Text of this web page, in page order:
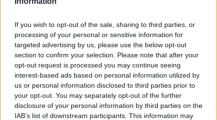
If you wish to opt-out of the sale, sharing to third parties, or
processing of your personal or sensitive information for
targeted advertising by us, please use the below opt-out
section to confirm your selection. Please note that after your
opt-out request is processed you may continue seeing
interest-based ads based on personal information utilized by
us or personal information disclosed to third parties prior to
your opt-out. You may separately opt-out of the further
disclosure of your personal information by third parties on the
IAB’s list of downstream participants. This information may
Visuele aanwijzingen